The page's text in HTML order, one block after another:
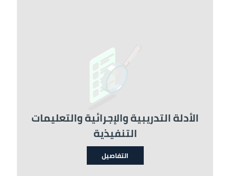
الصورة
الأدلة التدريبية والإجرائية والتعليمات
التنفيذية
التفاصيل